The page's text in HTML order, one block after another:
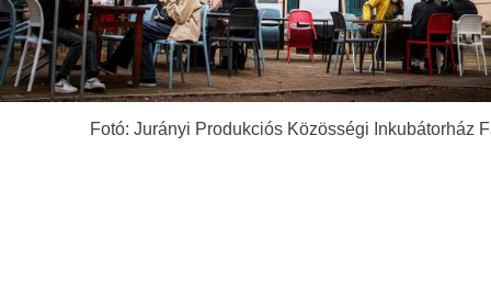
Fotó: Jurányi Produkciós Közösségi Inkubátorház